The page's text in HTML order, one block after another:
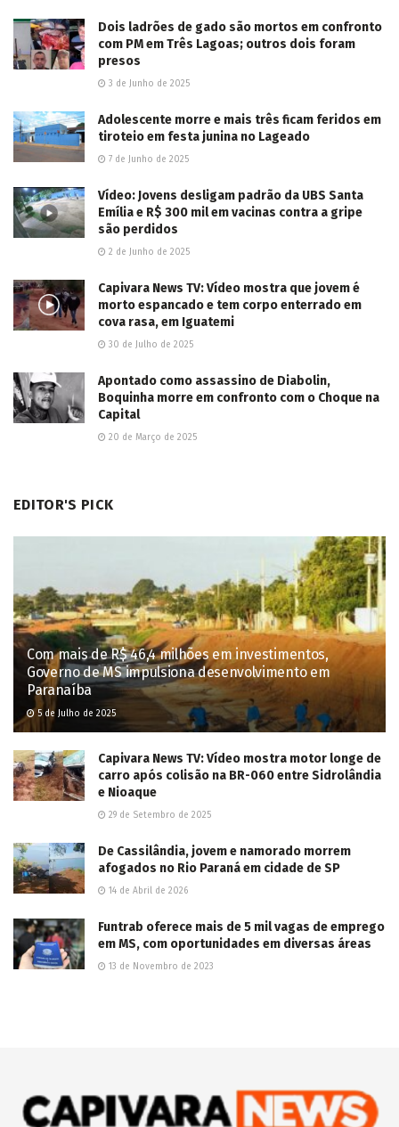
Dois ladrões de gado são mortos em confronto
com PM em Três Lagoas; outros dois foram
presos
3 de Junho de 2025
Adolescente morre e mais três ficam feridos em
tiroteio em festa junina no Lageado
7 de Junho de 2025
Vídeo: Jovens desligam padrão da UBS Santa
Emília e R$ 300 mil em vacinas contra a gripe
são perdidos
2 de Junho de 2025
Capivara News TV: Vídeo mostra que jovem é
morto espancado e tem corpo enterrado em
cova rasa, em Iguatemi
30 de Julho de 2025
Apontado como assassino de Diabolin,
Boquinha morre em confronto com o Choque na
Capital
20 de Março de 2025
EDITOR'S PICK
Com mais de R$ 46,4 milhões em investimentos,
Governo de MS impulsiona desenvolvimento em
Paranaíba
5 de Julho de 2025
Capivara News TV: Vídeo mostra motor longe de
carro após colisão na BR-060 entre Sidrolândia
e Nioaque
29 de Setembro de 2025
De Cassilândia, jovem e namorado morrem
afogados no Rio Paraná em cidade de SP
14 de Abril de 2026
Funtrab oferece mais de 5 mil vagas de emprego
em MS, com oportunidades em diversas áreas
13 de Novembro de 2023